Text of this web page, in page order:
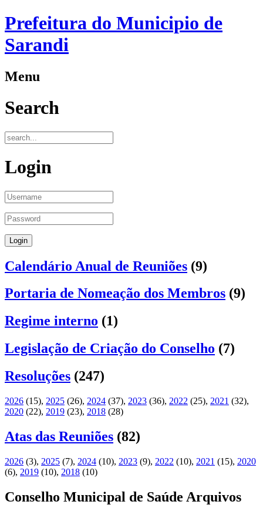
Prefeitura do Municipio de
Sarandi
Menu
Search
Login
Calendário Anual de Reuniões (9)
Portaria de Nomeação dos Membros (9)
Regime interno (1)
Legislação de Criação do Conselho (7)
Resoluções (247)
2026 (15), 2025 (26), 2024 (37), 2023 (36), 2022 (25), 2021 (32),
2020 (22), 2019 (23), 2018 (28)
Atas das Reuniões (82)
2026 (3), 2025 (7), 2024 (10), 2023 (9), 2022 (10), 2021 (15), 2020
(6), 2019 (10), 2018 (10)
Conselho Municipal de Saúde Arquivos